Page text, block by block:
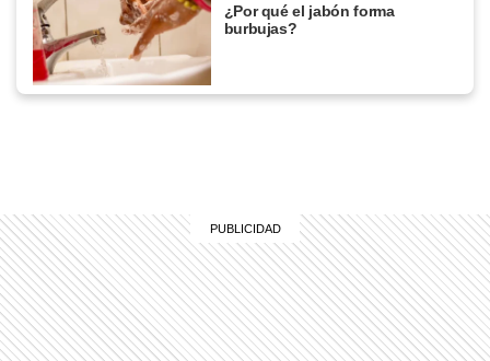
¿Por qué el jabón forma
burbujas?